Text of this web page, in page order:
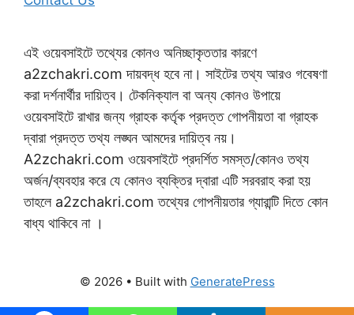
এই ওয়েবসাইটে তথ্যের কোনও অনিচ্ছাকৃততার কারণে
a2zchakri.com দায়বদ্ধ হবে না। সাইটের তথ্য আরও গবেষণা
করা দর্শনার্থীর দায়িত্ব। টেকনিক্যাল বা অন্য কোনও উপায়ে
ওয়েবসাইটে রাখার জন্য গ্রাহক কর্তৃক প্রদত্ত গোপনীয়তা বা গ্রাহক
দ্বারা প্রদত্ত তথ্য লঙ্ঘন আমদের দায়িত্ব নয়।
A2zchakri.com ওয়েবসাইটে প্রদর্শিত সমস্ত/কোনও তথ্য
অর্জন/ব্যবহার করে যে কোনও ব্যক্তির দ্বারা এটি সরবরাহ করা হয়
তাহলে a2zchakri.com তথ্যের গোপনীয়তার গ্যারান্টি দিতে কোন
বাধ্য থাকিবে না ।
© 2026 • Built with GeneratePress